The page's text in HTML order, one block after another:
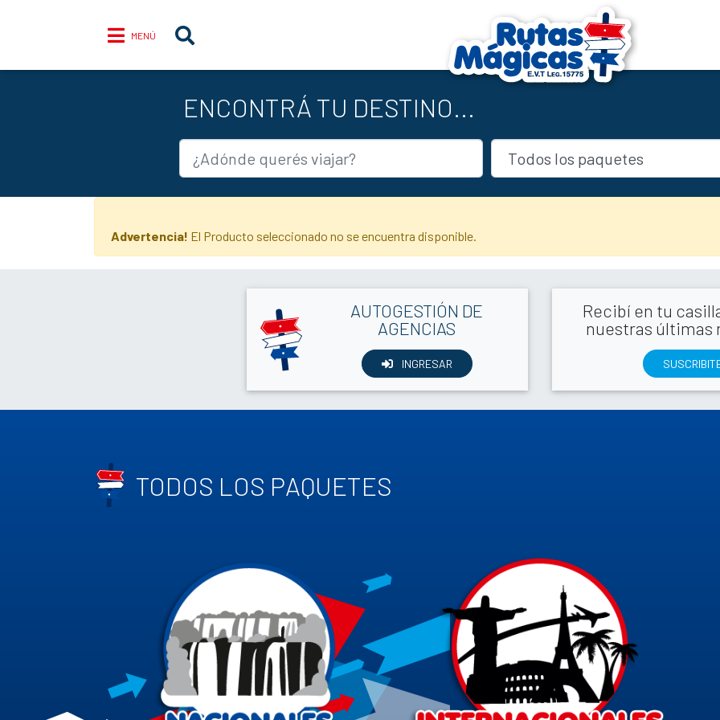
MENÚ
ENCONTRÁ TU DESTINO...
Advertencia! El Producto seleccionado no se encuentra disponible.
AUTOGESTIÓN DE
AGENCIAS
INGRESAR
Recibí en tu
nuestras últimas
TODOS LOS PAQUETES